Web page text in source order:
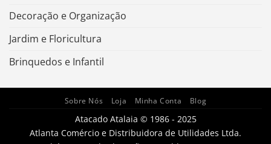
Decoração e Organização
Jardim e Floricultura
Brinquedos e Infantil
Sobre Nós Loja Minha Conta Blog
Atacado Atalaia © 1986 - 2025
Atlanta Comércio e Distribuidora de Utilidades Ltda.